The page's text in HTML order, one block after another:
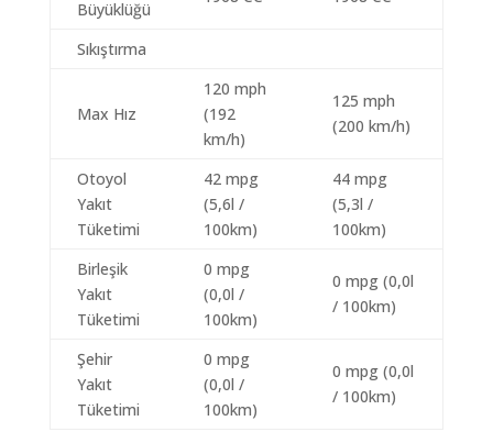
Büyüklüğü
Sıkıştırma
Max Hız
120 mph
(192
km/h)
125 mph
(200 km/h)
Otoyol
Yakıt
Tüketimi
42 mpg
(5,6l /
100km)
44 mpg
(5,3l /
100km)
Birleşik
Yakıt
Tüketimi
0 mpg
(0,0l /
100km)
0 mpg (0,0l
/ 100km)
Şehir
Yakıt
Tüketimi
0 mpg
(0,0l /
100km)
0 mpg (0,0l
/ 100km)